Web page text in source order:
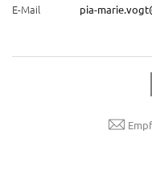
E-Mail pia-